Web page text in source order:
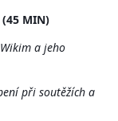
(45 MIN)
a jeho
při soutěžích a